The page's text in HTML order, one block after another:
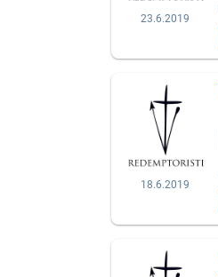
23.6.2019
18.6.2019